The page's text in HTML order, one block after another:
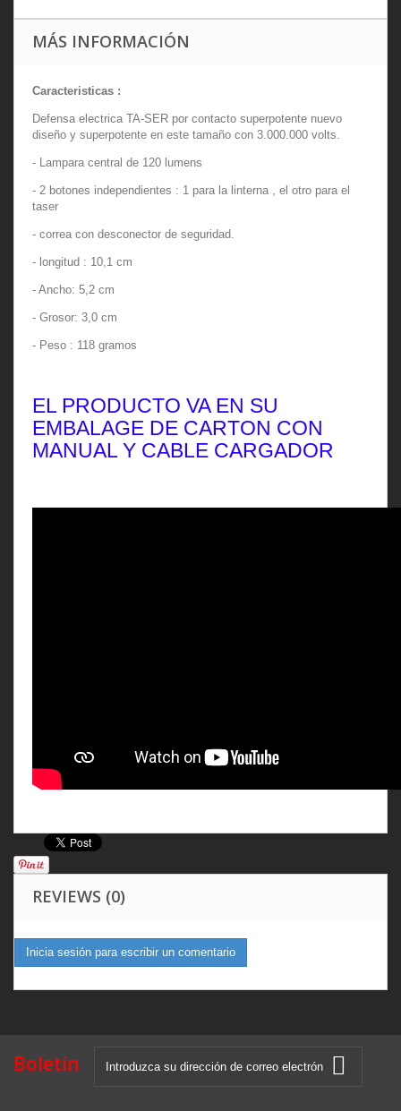
MÁS INFORMACIÓN
Caracteristicas :
Defensa electrica TA-SER por contacto superpotente nuevo
diseño y superpotente en este tamaño con 3.000.000 volts.
- Lampara central de 120 lumens
- 2 botones independientes : 1 para la linterna , el otro para el
taser
- correa con desconector de seguridad.
- longitud : 10,1 cm
- Ancho: 5,2 cm
- Grosor: 3,0 cm
- Peso : 118 gramos
EL PRODUCTO VA EN SU
EMBALAGE DE CARTON CON
MANUAL Y CABLE CARGADOR
REVIEWS (0)
Inicia sesión para escribir un comentario
Boletín